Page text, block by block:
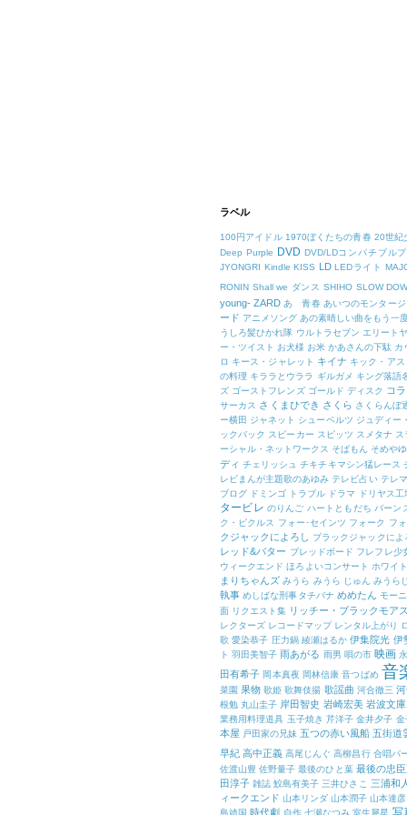
ラベル
100円アイドル 1970ぼくたちの青春 20世紀
Deep Purple DVD DVD/LDコンパチブル
JYONGRI Kindle KISS LD LEDライト
RONIN Shall we ダンス SHIHO SLOW
young- ZARD あゝ青春 あいつのモンター
ード アニメソング あの素晴しい曲をもう一
うしろ髪ひかれ隊 ウルトラセブン エリート
ー・ツイスト お犬様 お米 かあさんの下駄 カ
ロ キース・ジャレット キイナ キック・アス
の料理 キララとウララ ギルガメ キング落語
ズ ゴーストフレンズ ゴールド ディスク コ
サーカス さくまひでき さくら さくらんぼ
ー横田 ジャネット シューベルツ ジュディー
ックバック スピーカー スピッツ スメタナ ス
ーシャル・ネットワークス そばもん そめや
ディ チェリッシュ チキチキマシン猛レース
レビまんが主題歌のあゆみ テレビ占い テレ
ブログ ドミンゴ トラブル ドラマ ドリヤス工
タービレ のりんご ハートともだち バーン
ク・ピクルス
フォー･セインツ フォーク フ
クジャックによろし ブラックジャックによ
レッド&バター ブレッドボード フレフレ少
ウィークエンド ほろよいコンサート ホワイ
まりちゃんズ みうら みうら じゅん みうら
執事 めしばな刑事タチバナ めめたん モー
面 リクエスト集 リッチー・ブラックモア
レクターズ レコードマップ レンタル上がり
歌 愛染恭子 圧力鍋 綾瀬はるか 伊集院光 伊
ト 羽田美智子 雨あがる 雨男 唄の市 映画
田有希子 岡本真夜 岡林信康 音つばめ 音
菜園 果物 歌姫 歌舞伎揚 歌謡曲 河合徹三
根勉 丸山圭子 岸田智史 岩崎宏美 岩波文庫
業務用料理道具 玉子焼き 芹洋子 金井夕子 金
本屋 戸田家の兄妹 五つの赤い風船 五街道
早紀 高中正義 高尾じんぐ 高柳昌行 合唱パ
佐渡山豊 佐野量子 最後のひと葉 最後の忠
田淳子 雑誌 鮫島有美子 三井ひさこ
三浦和
ィークエンド 山本リンダ 山本潤子 山本達彦
島靖国 時代劇 自作 七瀬なつみ 室生犀星 写